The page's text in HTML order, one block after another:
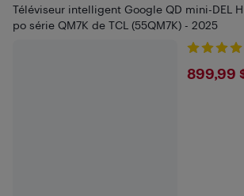
Téléviseur intelligent Google QD mini-DEL
po série QM7K de TCL (55QM7K) - 2025
899,99